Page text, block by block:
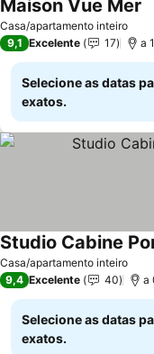
Casa/apartamento inteiro
Maison Vue Mer
9,1 Excelente 17 a
Selecione as datas
exatos.
Casa/apartamento inteiro
Studio Cabine
9,4 Excelente 40 a
Selecione as datas
exatos.